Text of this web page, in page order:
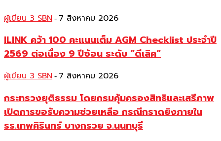
ผู้เขียน 3 SBN - 7 สิงหาคม 2026
ILINK คว้า 100 คะแนนเต็ม AGM Checklist ประจำปี
2569 ต่อเนื่อง 9 ปีซ้อน ระดับ “ดีเลิศ”
ผู้เขียน 3 SBN - 7 สิงหาคม 2026
กระทรวงยุติธรรม โดยกรมคุ้มครองสิทธิและเสรีภาพ
เปิดการขอรับความช่วยเหลือ กรณีกราดยิงภายใน
รร.เทพศิรินทร์ บางกรวย จ.นนทบุรี